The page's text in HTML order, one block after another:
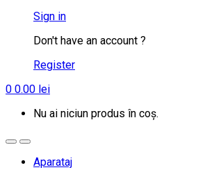
Sign in
Don't have an account ?
Register
0 0.00 lei
Nu ai niciun produs în coș.
Aparataj